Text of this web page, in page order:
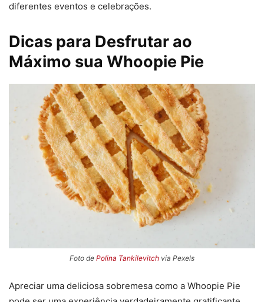
diferentes eventos e celebrações.
Dicas para Desfrutar ao
Máximo sua Whoopie Pie
Foto de Polina Tankilevitch via Pexels
Apreciar uma deliciosa sobremesa como a Whoopie Pie